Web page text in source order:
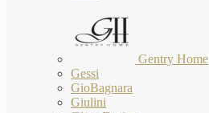
Gentry Home
Gessi
GioBagnara
Giulini